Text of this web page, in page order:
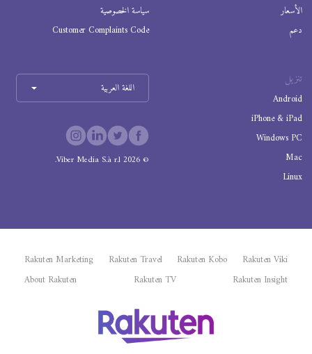
الأسعار
دعم
سياسة الخصوصية
Customer Complaints Code
تنزيل
Android
iPhone & iPad
Windows PC
Mac
Linux
اللغة العربية
©
2026
Viber Media S.à r.l.
Rakuten Viki
Rakuten Kobo
Rakuten Travel
Rakuten Marketing
Rakuten Insight
Rakuten TV
About Rakuten